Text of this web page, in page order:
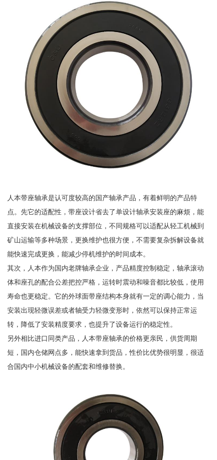
人本带座轴承是认可度较高的国产轴承产品，有着鲜明的产品特
点。先它的适配性，带座设计省去了单设计轴承安装座的麻烦，能
直接安装在机械设备的支撑部位，不同规格可以适配从轻工机械到
矿山运输等多种场景，更换维护也很方便，不需要复杂拆解设备就
能快速完成更换，能减少停机维护的时间成本。
其次，人本作为国内老牌轴承企业，产品精度控制稳定，轴承滚动
体和座孔的配合公差把控严格，运转时震动和噪音都比较低，使用
寿命也更稳定。它的外球面带座结构本身就有一定的调心能力，当
安装出现轻微误差或者轴受力轻微变形时，依然可以保持正常运
转，降低了安装精度要求，也提升了设备运行的稳定性。
另外相比进口同类产品，人本带座轴承的价格更亲民，供货周期
短，国内仓储网点多，能快速拿到货品，性价比优势很明显，很适
合国内中小机械设备的配套和维修替换。